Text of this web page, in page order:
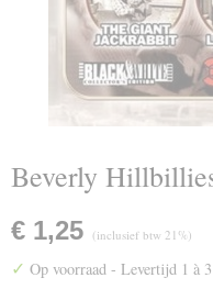
Beverly
€ 1,25 (inclusief btw 21%)
✓ Op voorraad - Levertijd 1 à